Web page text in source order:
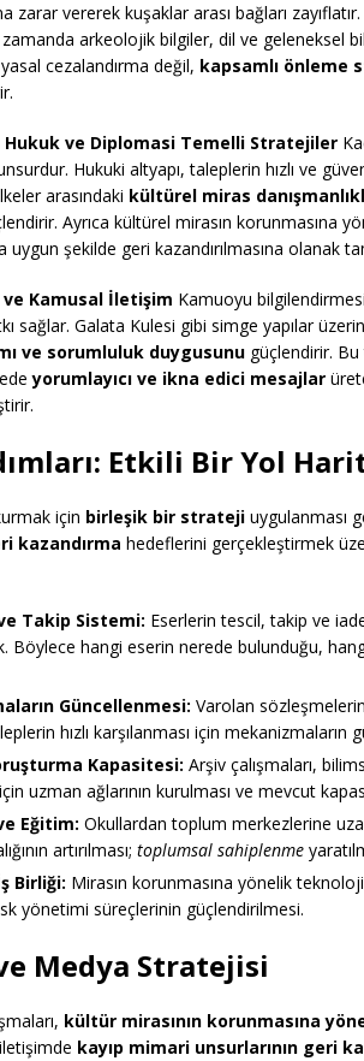
zarar vererek kuşaklar arası bağları
zamanda arkeolojik bilgiler, dil ve geleneksel
cezalandırma değil, kapsamlı önleme
Hukuk ve Diplomasi Temelli Stratejiler
Hukuki altyapı, taleplerin hızlı ve
arasındaki kültürel miras
Ayrıca kültürel mirasın korunmasına
uygun şekilde geri kazandırılmasına olanak
ve Kamusal İletişim Kamuoyu
sağlar. Galata Kulesi gibi simge yapılar
ve sorumluluk duygusunu güçlendirir.
yorumlayıcı ve ikna edici mesajlar
Etkili Bir Yol
için birleşik bir strateji uygulanması
kazandırma hedeflerini gerçekleştirmek
Takip Sistemi: Eserlerin tescil, takip ve
Böylece hangi eserin nerede bulunduğu,
Güncellenmesi: Varolan
hızlı karşılanması için mekanizmaların
Kapasitesi: Arşiv çalışmaları,
uzman ağlarının kurulması ve mevcut
Eğitim: Okullardan toplum merkezlerine
artırılması; toplumsal sahiplenme
Birliği: Mirasın korunmasına yönelik
yönetimi süreçlerinin güçlendirilmesi.
Medya Stratejisi
kültür mirasının korunmasına
kayıp mimari unsurlarının geri